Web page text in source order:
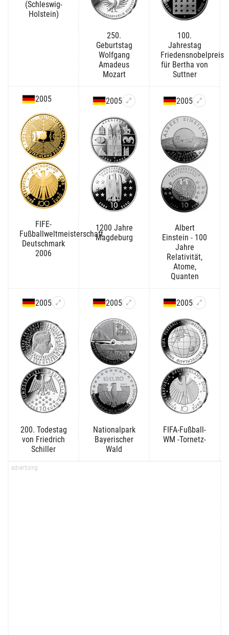
(Schleswig-
Holstein)
250.
Geburtstag
Wolfgang
Amadeus
Mozart
100.
Jahrestag
Friedensnobelpreis
für Bertha von
Suttner
2005
FIFE-
Fußballweltmeisterschaft
Deutschmark
2006
2005
1200 Jahre
Magdeburg
2005
Albert
Einstein - 100
Jahre
Relativität,
Atome,
Quanten
2005
200. Todestag
von Friedrich
Schiller
2005
Nationalpark
Bayerischer
Wald
2005
FIFA-Fußball-
WM -Tornetz-